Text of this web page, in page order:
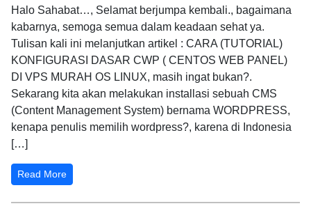
Halo Sahabat…, Selamat berjumpa kembali., bagaimana
kabarnya, semoga semua dalam keadaan sehat ya.
Tulisan kali ini melanjutkan artikel : CARA (TUTORIAL)
KONFIGURASI DASAR CWP ( CENTOS WEB PANEL)
DI VPS MURAH OS LINUX, masih ingat bukan?.
Sekarang kita akan melakukan installasi sebuah CMS
(Content Management System) bernama WORDPRESS,
kenapa penulis memilih wordpress?, karena di Indonesia
[…]
Read More